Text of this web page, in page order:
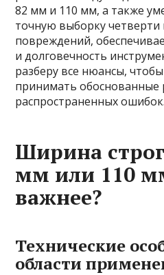
82 мм и 110 мм, а также
точную выборку
повреждений,
и долговечность
разберу все нюансы,
принимать обоснованные
распространенных ошибок.
Ширина
мм или 110
важнее?
Технические
области